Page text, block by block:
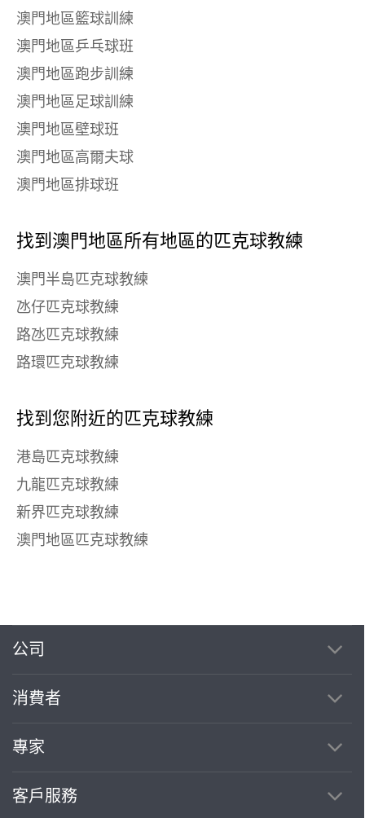
澳門地區籃球訓練
澳門地區乒乓球班
澳門地區跑步訓練
澳門地區足球訓練
澳門地區壁球班
澳門地區高爾夫球
澳門地區排球班
找到澳門地區所有地區的匹克球教練
澳門半島匹克球教練
氹仔匹克球教練
路氹匹克球教練
路環匹克球教練
找到您附近的匹克球教練
港島匹克球教練
九龍匹克球教練
新界匹克球教練
澳門地區匹克球教練
公司
消費者
專家
客戶服務